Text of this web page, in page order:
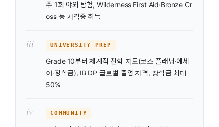
주 1회 야외 탐험, Wilderness First Aid·Bronze Cr
oss 등 자격증 취득
iii UNIVERSITY_PREP
Grade 10부터 체계적 진학 지도(코스 플래닝·에세
이·장학금), IB DP 글로벌 졸업 자격, 장학금 최대
50%
iv COMMUNITY